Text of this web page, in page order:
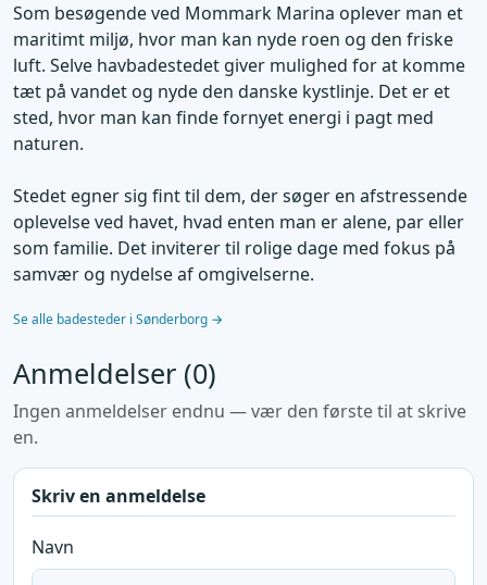
Som besøgende ved Mommark Marina oplever man et
maritimt miljø, hvor man kan nyde roen og den friske
luft. Selve havbadestedet giver mulighed for at komme
tæt på vandet og nyde den danske kystlinje. Det er et
sted, hvor man kan finde fornyet energi i pagt med
naturen.
Stedet egner sig fint til dem, der søger en afstressende
oplevelse ved havet, hvad enten man er alene, par eller
som familie. Det inviterer til rolige dage med fokus på
samvær og nydelse af omgivelserne.
Se alle badesteder i Sønderborg →
Anmeldelser (0)
Ingen anmeldelser endnu — vær den første til at skrive
en.
Skriv en anmeldelse
Navn